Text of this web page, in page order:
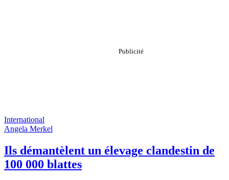
International
Angela Merkel
Ils démantèlent un élevage clandestin de
100 000 blattes